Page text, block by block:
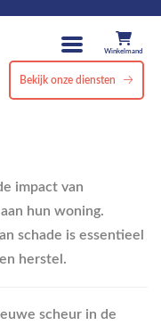
Winkelmand
Bekijk onze diensten
impact van
hun woning.
schade is essentieel
herstel.
scheur in de